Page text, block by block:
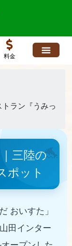
料金
トラン『うみっ
三陸の
ポット
おいすた」
田インター